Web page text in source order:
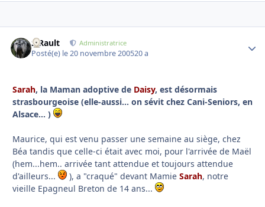
S.Rault Administratrice
Posté(e) le 20 novembre 200520 a
Sarah, la Maman adoptive de Daisy, est désormais
strasbourgeoise (elle-aussi... on sévit chez Cani-Seniors, en
Alsace... )
Maurice, qui est venu passer une semaine au siège, chez
Béa tandis que celle-ci était avec moi, pour l'arrivée de Maël
(hem...hem.. arrivée tant attendue et toujours attendue
d'ailleurs...
), a "craqué" devant Mamie Sarah, notre
vieille Epagneul Breton de 14 ans...